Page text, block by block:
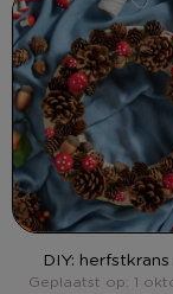
DIY:
Geplaatst op: 1